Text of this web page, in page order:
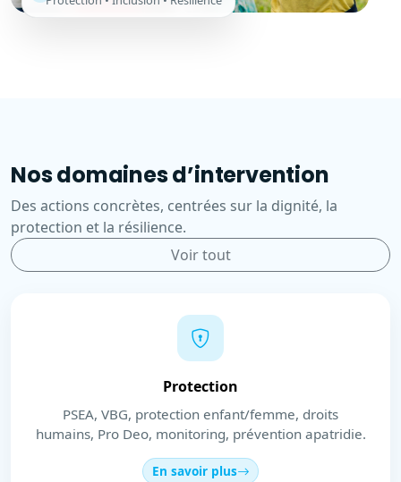
Nos domaines d’intervention
Des actions concrètes, centrées sur la dignité, la
protection et la résilience.
Voir tout
Protection
PSEA, VBG, protection enfant/femme, droits
humains, Pro Deo, monitoring, prévention apatridie.
En savoir plus